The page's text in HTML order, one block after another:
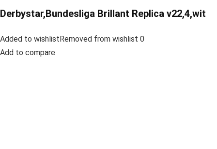
Derbystar,Bundesliga Brillant Replica v22,4,wit
Added to wishlistRemoved from wishlist 0
Add to compare